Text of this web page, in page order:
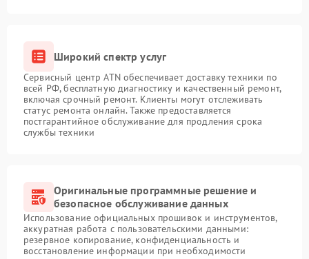
Широкий спектр услуг
Сервисный центр ATN обеспечивает доставку техники по
всей РФ, бесплатную диагностику и качественный ремонт,
включая срочный ремонт. Клиенты могут отслеживать
статус ремонта онлайн. Также предоставляется
постгарантийное обслуживание для продления срока
службы техники
Оригинальные программные решение и
безопасное обслуживание данных
Использование официальных прошивок и инструментов,
аккуратная работа с пользовательскими данными:
резервное копирование, конфиденциальность и
восстановление информации при необходимости